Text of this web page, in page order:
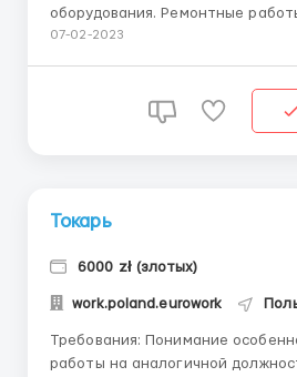
оборудования. Ремонтные
производственном цеху. Где работать?
овощеводстве открывает
слесарь - механик Условия
07-02-2023
Токарь
6000 zł (злотых)
work.poland.eurowork
Требования: Понимание особенностей работы, опыт
работы на аналогичной должности. Где